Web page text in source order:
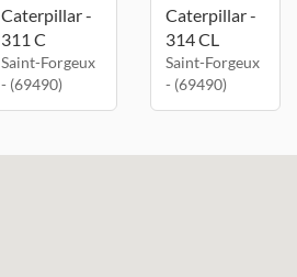
Caterpillar -
311 C
Saint-Forgeux
- (69490)
Caterpillar -
314 CL
Saint-Forgeux
- (69490)